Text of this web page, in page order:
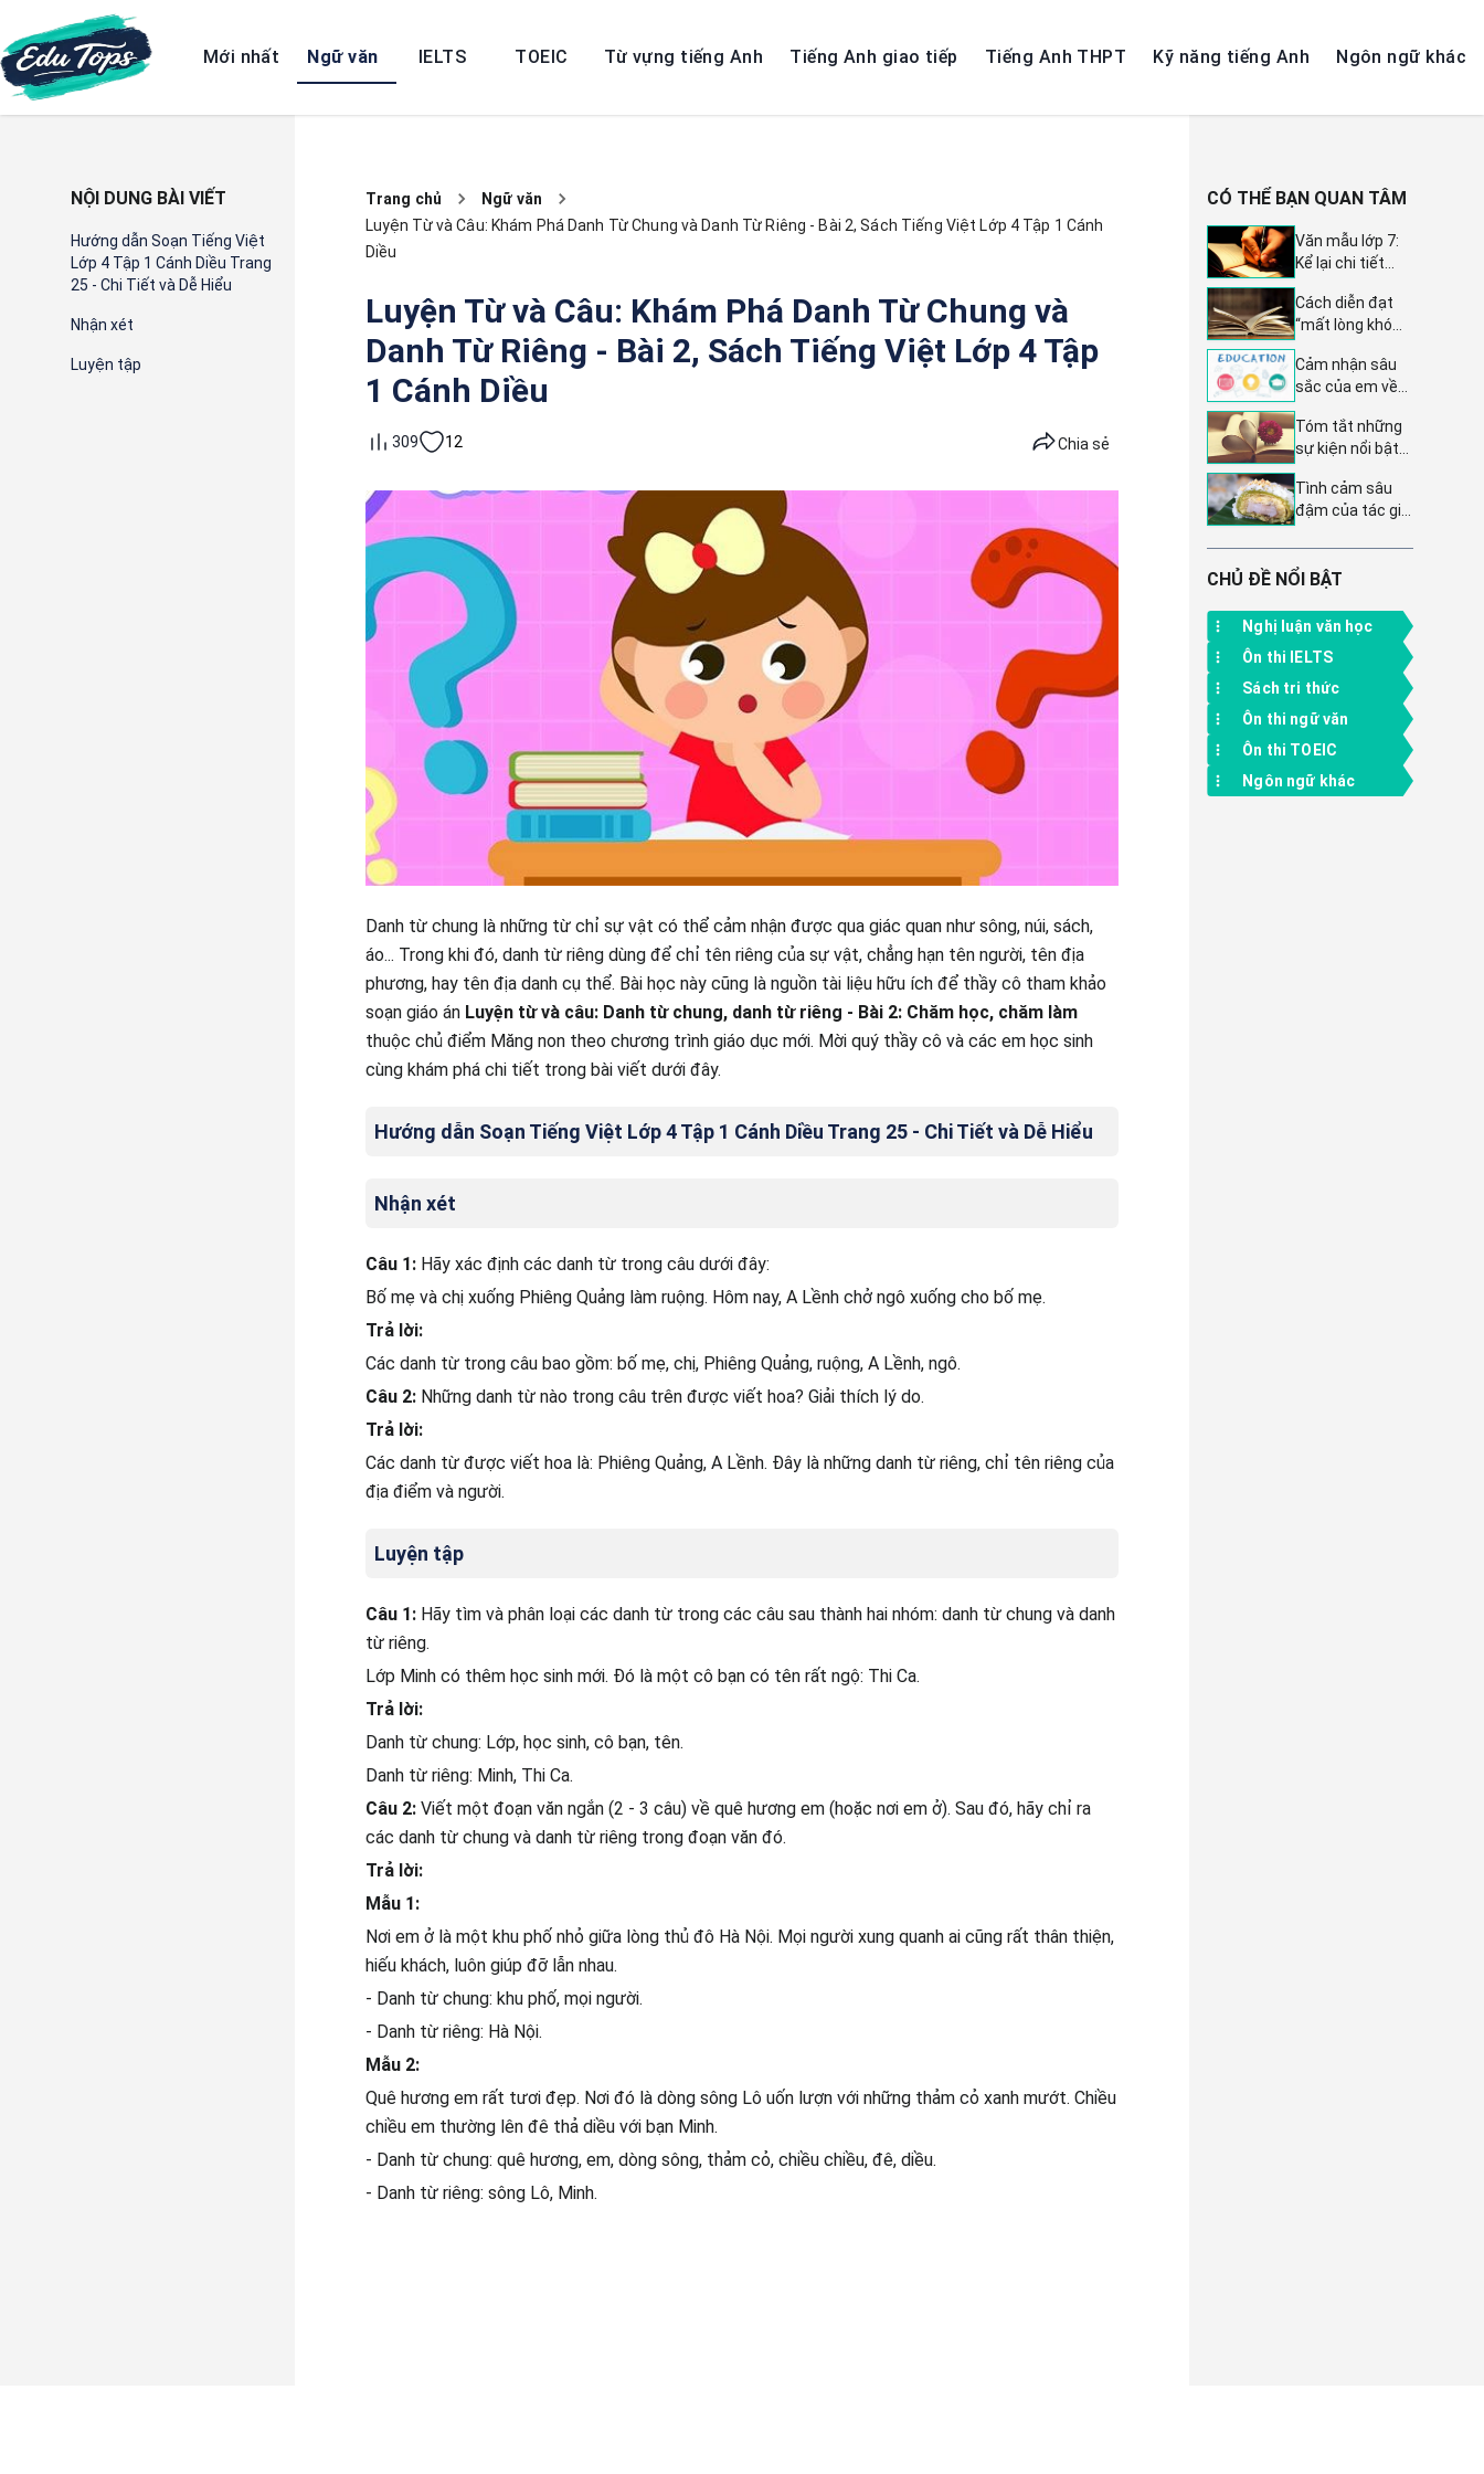
Mới nhất Ngữ văn IELTS TOEIC Từ vựng tiếng Anh Tiếng Anh giao tiếp Tiếng Anh THPT Kỹ năng tiếng Anh Ngôn ngữ khác
NỘI DUNG BÀI VIẾT
Hướng dẫn Soạn Tiếng Việt
Lớp 4 Tập 1 Cánh Diều Trang
25 - Chi Tiết và Dễ Hiểu
Nhận xét
Luyện tập
Trang chủ
Ngữ văn
Luyện Từ và Câu: Khám Phá Danh Từ Chung và Danh Từ Riêng - Bài 2, Sách Tiếng Việt Lớp 4 Tập 1 Cánh
Diều
Luyện Từ và Câu: Khám Phá Danh Từ Chung và
Danh Từ Riêng - Bài 2, Sách Tiếng Việt Lớp 4 Tập
1 Cánh Diều
309 12 Chia sẻ
Danh từ chung là những từ chỉ sự vật có thể cảm nhận được qua giác quan như sông, núi, sách,
áo... Trong khi đó, danh từ riêng dùng để chỉ tên riêng của sự vật, chẳng hạn tên người, tên địa
phương, hay tên địa danh cụ thể. Bài học này cũng là nguồn tài liệu hữu ích để thầy cô tham khảo
soạn giáo án Luyện từ và câu: Danh từ chung, danh từ riêng - Bài 2: Chăm học, chăm làm
thuộc chủ điểm Măng non theo chương trình giáo dục mới. Mời quý thầy cô và các em học sinh
cùng khám phá chi tiết trong bài viết dưới đây.
Hướng dẫn Soạn Tiếng Việt Lớp 4 Tập 1 Cánh Diều Trang 25 - Chi Tiết và Dễ Hiểu
Nhận xét
Câu 1: Hãy xác định các danh từ trong câu dưới đây:
Bố mẹ và chị xuống Phiêng Quảng làm ruộng. Hôm nay, A Lềnh chở ngô xuống cho bố mẹ.
Trả lời:
Các danh từ trong câu bao gồm: bố mẹ, chị, Phiêng Quảng, ruộng, A Lềnh, ngô.
Câu 2: Những danh từ nào trong câu trên được viết hoa? Giải thích lý do.
Trả lời:
Các danh từ được viết hoa là: Phiêng Quảng, A Lềnh. Đây là những danh từ riêng, chỉ tên riêng của
địa điểm và người.
Luyện tập
Câu 1: Hãy tìm và phân loại các danh từ trong các câu sau thành hai nhóm: danh từ chung và danh
từ riêng.
Lớp Minh có thêm học sinh mới. Đó là một cô bạn có tên rất ngộ: Thi Ca.
Trả lời:
Danh từ chung: Lớp, học sinh, cô bạn, tên.
Danh từ riêng: Minh, Thi Ca.
Câu 2: Viết một đoạn văn ngắn (2 - 3 câu) về quê hương em (hoặc nơi em ở). Sau đó, hãy chỉ ra
các danh từ chung và danh từ riêng trong đoạn văn đó.
Trả lời:
Mẫu 1:
Nơi em ở là một khu phố nhỏ giữa lòng thủ đô Hà Nội. Mọi người xung quanh ai cũng rất thân thiện,
hiếu khách, luôn giúp đỡ lẫn nhau.
- Danh từ chung: khu phố, mọi người.
- Danh từ riêng: Hà Nội.
Mẫu 2:
Quê hương em rất tươi đẹp. Nơi đó là dòng sông Lô uốn lượn với những thảm cỏ xanh mướt. Chiều
chiều em thường lên đê thả diều với bạn Minh.
- Danh từ chung: quê hương, em, dòng sông, thảm cỏ, chiều chiều, đê, diều.
- Danh từ riêng: sông Lô, Minh.
CÓ THỂ BẠN QUAN TÂM
Văn mẫu lớp 7:
Kể lại chi tiết
trong truyện
Thầy bói xem
Tuyển tập văn
mẫu hay lớp 7
Cách diễn đạt
“mất lòng khó
tục ngữ số 9
mang ý nghĩa gì
bài Những kinh
nghiệm dân gian
về con người và
xã hội CTST
Cảm nhận sâu
sắc của em về
thuở ấu thơ'
đến 'Lá xanh
lửng lơ' qua 8
đoạn văn mẫu
Tóm tắt những
sự kiện nổi bật
Trái tim Đan-kô
- Soạn bài Trái
Tình cảm sâu
đậm của tác giả
bánh khúc tuổi
thơ được thể
nào? Soạn bài
CTST
CHỦ ĐỀ NỔI BẬT
Nghị luận văn học
Ôn thi IELTS
Sách tri thức
Ôn thi ngữ văn
Ôn thi TOEIC
Ngôn ngữ khác